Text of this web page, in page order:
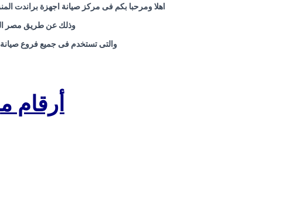
اهلا ومرحبا بكم فى مركز صيانة اجهزة براندت
وذلك عن طريق مصر
والتى تستخدم فى جميع فروع
أرقام